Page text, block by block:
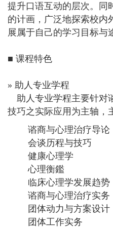
提升口语互动的层次。同
的计画，广泛地探索校内
展属于自己的学习目标与
■ 课程特色
» 助人专业学程
助人专业学程主要针对
技巧之实际应用为主轴，
谘商与心理治疗导论
会谈历程与技巧
健康心理学
心理衡鑑
临床心理学发展趋势
谘商与心理治疗实务
团体动力与方案设计
团体工作实务